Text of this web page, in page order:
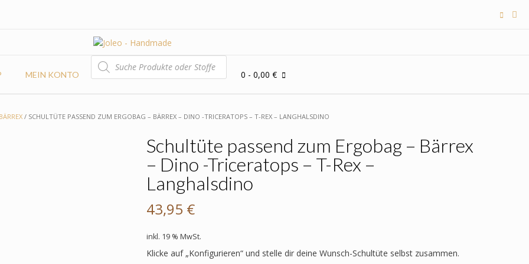
MEIN KONTO
PRODUCTS
SEARCH
0 - 0,00 €
BÄRREX / SCHULTÜTE PASSEND ZUM ERGOBAG – BÄRREX – DINO -TRICERATOPS – T-REX – LANGHALSDINO
Schultüte passend zum Ergobag – Bärrex
– Dino -Triceratops – T-Rex –
Langhalsdino
43,95 €
inkl. 19 % MwSt.
Klicke auf „Konfigurieren“ und stelle dir deine Wunsch-Schultüte selbst zusammen.